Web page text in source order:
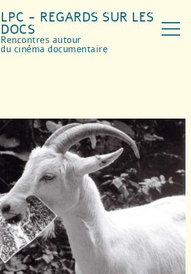
LPC - REGARDS SUR LES
DOCS
Rencontres autour
du cinéma documentaire